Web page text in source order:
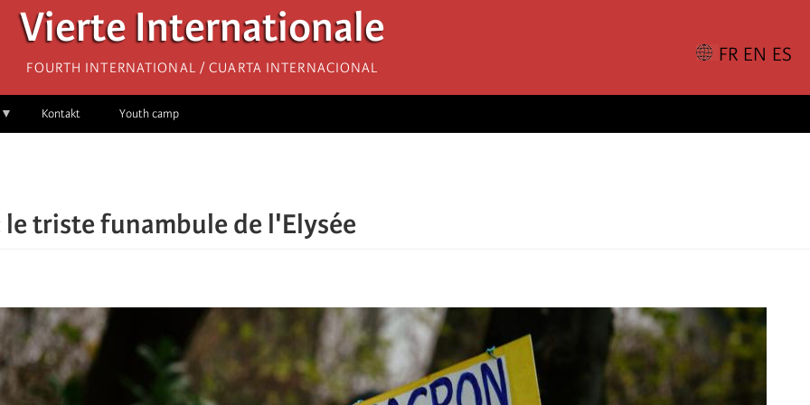
Vierte Internationale
Fourth International / Cuarta Internacional
Kontakt Youth camp
le triste funambule de l'Elysée